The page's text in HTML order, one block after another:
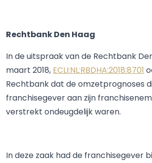
Rechtbank Den Haag
In de uitspraak van de Rechtbank
maart 2018, ECLI:NL:RBDHA:2018:8701
Rechtbank dat de omzetprognoses
franchisegever aan zijn
verstrekt ondeugdelijk waren.
In deze zaak had de franchisegever